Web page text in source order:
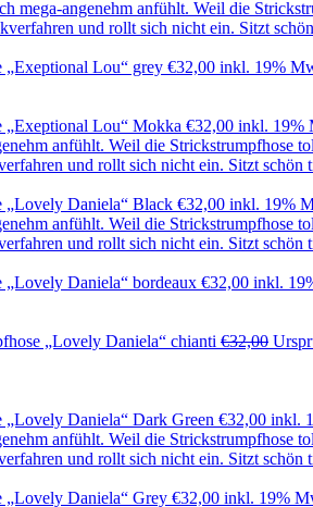
„Exeptional Lou“ grey €32,00 inkl. 19%
„Exeptional Lou“ Mokka €32,00 inkl. 19%
„Lovely Daniela“ Black €32,00 inkl. 19%
„Lovely Daniela“ bordeaux €32,00 inkl.
„Lovely Daniela“ chianti €32,00
„Lovely Daniela“ Dark Green €32,00 inkl.
„Lovely Daniela“ Grey €32,00 inkl. 19%